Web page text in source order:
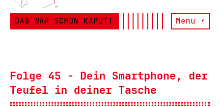
DAS WAR SCHON KAPUTT Menu ▾
Folge 45 - Dein Smartphone, der
Teufel in deiner Tasche